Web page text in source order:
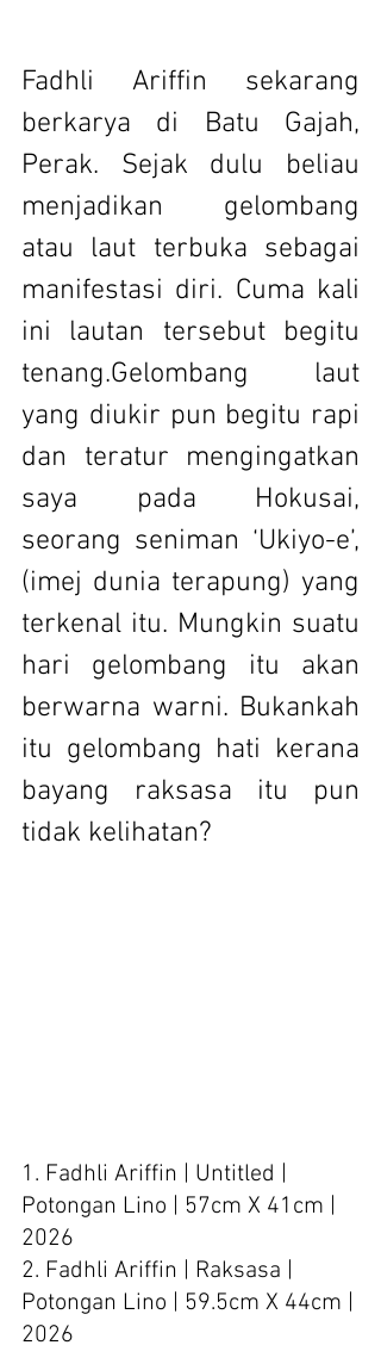
Fadhli Ariffin sekarang
berkarya di Batu Gajah,
Perak. Sejak dulu beliau
menjadikan gelombang
atau laut terbuka sebagai
manifestasi diri. Cuma kali
ini lautan tersebut begitu
tenang.Gelombang laut
yang diukir pun begitu rapi
dan teratur mengingatkan
saya pada Hokusai,
seorang seniman ‘Ukiyo-e’,
(imej dunia terapung) yang
terkenal itu. Mungkin suatu
hari gelombang itu akan
berwarna warni. Bukankah
itu gelombang hati kerana
bayang raksasa itu pun
tidak kelihatan?
1. Fadhli Ariffin | Untitled |
Potongan Lino | 57cm X 41cm |
2026
2. Fadhli Ariffin | Raksasa |
Potongan Lino | 59.5cm X 44cm |
2026